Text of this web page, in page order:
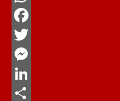
WhatsApp
Facebook
Twitter
Messenger
LinkedIn